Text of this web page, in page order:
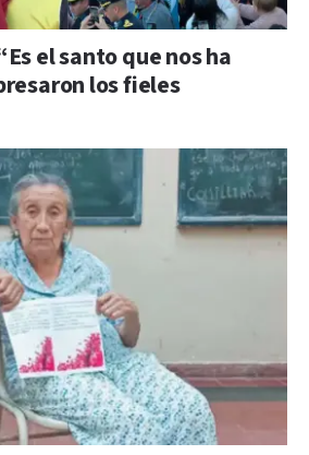
el santo que nos ha
los fieles